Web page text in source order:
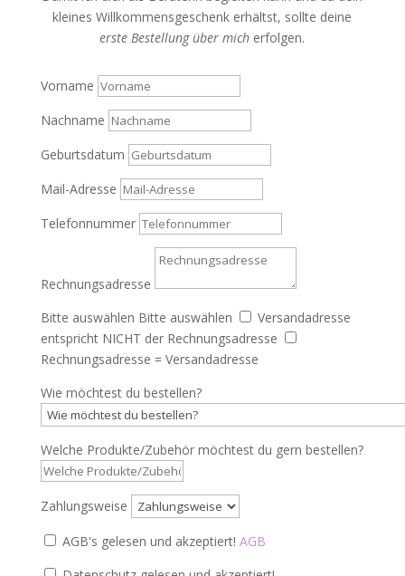
kleines Willkommensgeschenk erhältst, sollte deine
erste Bestellung über mich erfolgen.
Vorname
Nachname
Geburtsdatum
Mail-Adresse
Telefonnummer
Rechnungsadresse
Bitte auswählen Bitte auswählen
Versandadresse
entspricht NICHT der Rechnungsadresse
Rechnungsadresse = Versandadresse
Wie möchtest du bestellen?
Welche Produkte/Zubehör möchtest du gern bestellen?
Zahlungsweise
AGB's gelesen und akzeptiert! AGB